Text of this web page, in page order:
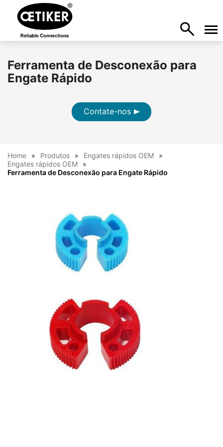
Ferramenta de Desconexão para
Engate Rápido
Contate-nos
Home Produtos
Engates rápidos OEM
Engates rápidos OEM
Ferramenta de Desconexão para Engate Rápido